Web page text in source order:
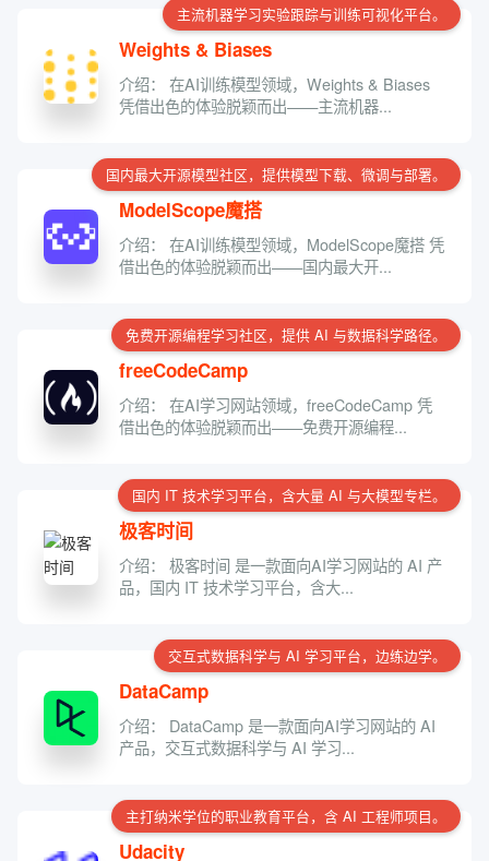
主流机器学习实验跟踪与训练可视化平台。
Weights & Biases
介绍： 在AI训练模型领域，Weights & Biases
凭借出色的体验脱颖而出——主流机器...
国内最大开源模型社区，提供模型下载、微调与部署。
ModelScope魔搭
介绍： 在AI训练模型领域，ModelScope魔搭 凭
借出色的体验脱颖而出——国内最大开...
免费开源编程学习社区，提供 AI 与数据科学路径。
freeCodeCamp
介绍： 在AI学习网站领域，freeCodeCamp 凭
借出色的体验脱颖而出——免费开源编程...
国内 IT 技术学习平台，含大量 AI 与大模型专栏。
极客时间
介绍： 极客时间 是一款面向AI学习网站的 AI 产
品，国内 IT 技术学习平台，含大...
交互式数据科学与 AI 学习平台，边练边学。
DataCamp
介绍： DataCamp 是一款面向AI学习网站的 AI
产品，交互式数据科学与 AI 学习...
主打纳米学位的职业教育平台，含 AI 工程师项目。
Udacity